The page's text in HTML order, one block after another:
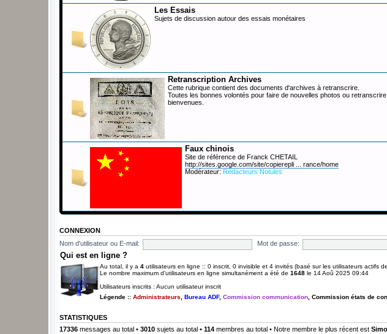
Les Essais
Sujets de discussion autour des essais monétaires
Retranscription Archives
Cette rubrique contient des documents d'archives à retranscrire.
Toutes les bonnes volontés pour faire de nouvelles photos ou
bienvenues.
Faux chinois
Site de référence de Franck CHETAIL
http://sites.google.com/site/copierepli ... rance/home
Modérateur: Rédacteurs Notules
CONNEXION
Nom d'utilisateur ou E-mail:
Mot de passe:
Qui est en ligne ?
Au total, il y a 4 utilisateurs en ligne :: 0 inscrit, 0 invisible et 4 invités (basé sur les utilisateurs actifs
Le nombre maximum d’utilisateurs en ligne simultanément a été de 1648 le 14 Aoû 2025 09:44
Utilisateurs inscrits : Aucun utilisateur inscrit
Légende :: Administrateurs Bureau ADF, Commission communication Commission états de
STATISTIQUES
17336 messages au total • 3010 sujets au total • 114 membres au total • Notre membre le plus récent est